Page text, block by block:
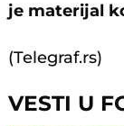
je materijal
(Telegraf.rs)
VESTI U